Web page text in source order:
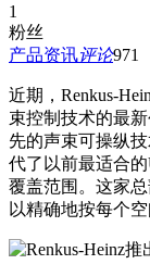
1
粉丝
产品资讯评论971
近期，Renkus-
束控制技术的最
先的声束可操纵
代了以前最适合
覆盖范围。这家
以精确地按每个